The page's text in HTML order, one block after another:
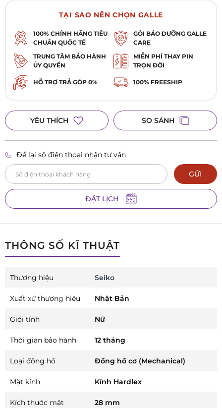
TẠI SAO NÊN CHỌN GALLE
100% CHÍNH HÃNG TIÊU
CHUẨN QUỐC TẾ
GÓI BẢO DƯỠNG GALLE
CARE
TRUNG TÂM BẢO HÀNH
ỦY QUYỀN
MIỄN PHÍ THAY PIN
TRỌN ĐỜI
HỖ TRỢ TRẢ GÓP 0% 100% FREESHIP
YÊU THÍCH SO SÁNH
Để lại số điện thoại nhận tư vấn
GỬI
ĐẶT LỊCH
THÔNG SỐ KĨ THUẬT
Thương hiệu Seiko
Xuất xứ thương hiệu Nhật Bản
Giới tính Nữ
Thời gian bảo hành 12 tháng
Loại đồng hồ Đồng hồ cơ (Mechanical)
Mặt kính Kính Hardlex
Kích thước mặt 28 mm